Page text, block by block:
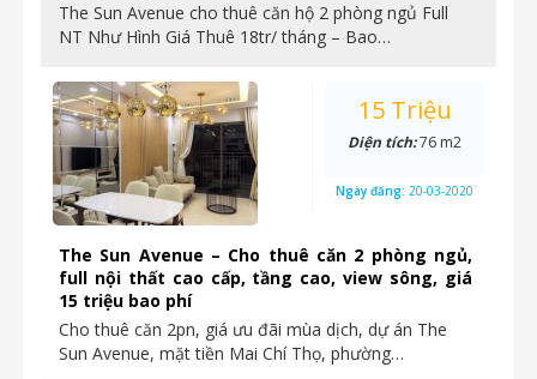
The Sun Avenue cho thuê căn hộ 2 phòng ngủ Full
NT Như Hình Giá Thuê 18tr/ tháng – Bao…
The Sun Avenue – Cho thuê căn 2 phòng ngủ,
full nội thất cao cấp, tầng cao, view sông, giá
15 triệu bao phí
Cho thuê căn 2pn, giá ưu đãi mùa dịch, dự án The
Sun Avenue, mặt tiền Mai Chí Thọ, phường…
15 Triệu
Diện tích:76 m2
Ngày đăng: 20-03-2020